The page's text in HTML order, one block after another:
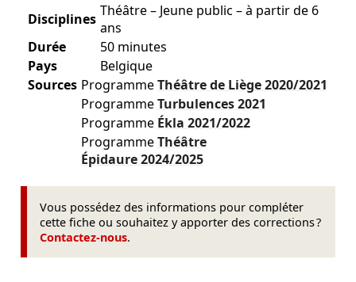
Disciplines Théâtre – Jeune public – à partir de 6
ans
Durée
50 minutes
Pays
Belgique
Sources ProgrammeThéâtre de Liège2020/2021
ProgrammeTurbulences2021
Programme Ékla 2021/2022
ProgrammeThéâtre
Épidaure2024/2025
Vous possédez des informations pour compléter
cette fiche ou souhaitez y apporter des corrections ?
Contactez-nous.